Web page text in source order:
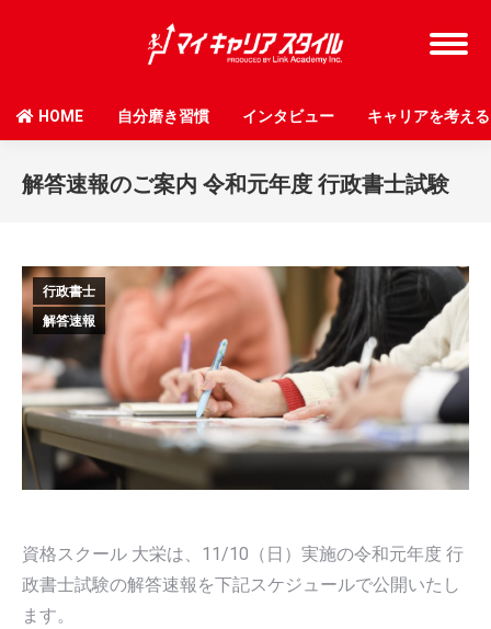
HOME 自分磨き習慣 インタビュー キャリアを考える
解答速報のご案内 令和元年度 行政書士試験
行政書士
解答速報
資格スクール 大栄は、11/10（日）実施の令和元年度 行
政書士試験の解答速報を下記スケジュールで公開いたし
ます。